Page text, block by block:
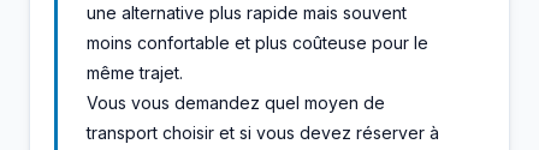
une alternative plus rapide mais souvent
moins confortable et plus coûteuse pour le
même trajet.
Vous vous demandez quel moyen de
transport choisir et si vous devez réserver à